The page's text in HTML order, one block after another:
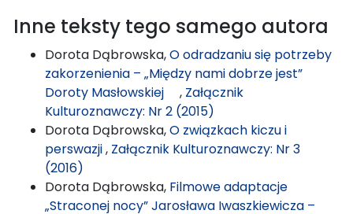
Inne teksty tego samego autora
Dorota Dąbrowska,O odradzaniu się potrzeby
zakorzenienia – „Między nami dobrze jest”
Doroty Masłowskiej , Załącznik
Kulturoznawczy: Nr 2 (2015)
Dorota Dąbrowska,O związkach kiczu i
perswazji, Załącznik Kulturoznawczy: Nr 3
(2016)
Dorota Dąbrowska, Filmowe adaptacje
„Straconej nocy” Jarosława Iwaszkiewicza –